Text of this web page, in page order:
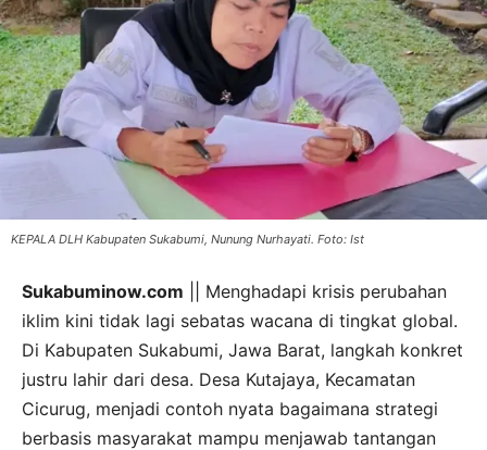
KEPALA DLH Kabupaten Sukabumi, Nunung Nurhayati. Foto: Ist
Sukabuminow.com || Menghadapi krisis perubahan
iklim kini tidak lagi sebatas wacana di tingkat global.
Di Kabupaten Sukabumi, Jawa Barat, langkah konkret
justru lahir dari desa. Desa Kutajaya, Kecamatan
Cicurug, menjadi contoh nyata bagaimana strategi
berbasis masyarakat mampu menjawab tantangan